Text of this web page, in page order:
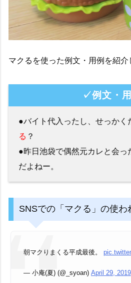
マクるを使った例文・用例を紹介
✓例文・
●バイト代入ったし、せっかく
る ？
●昨日池袋で偶然元カレと会っ
だよねー。
SNSでの「マクる」の使わ
朝マクりまくる平成最後。
— 小庵(夏) (@_syoan) April 29, 2019